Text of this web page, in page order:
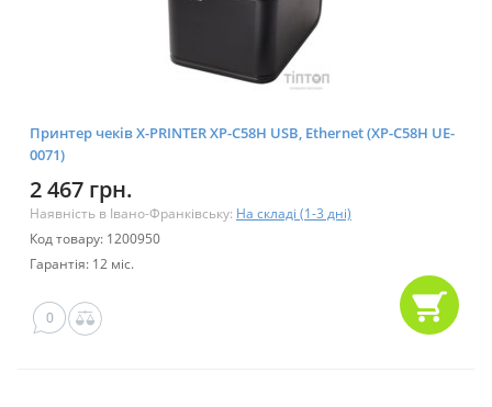
Принтер чеків X-PRINTER XP-C58H USB, Ethernet (XP-C58H UE-
0071)
2 467 грн.
Наявність в Івано-Франківську: На складі (1-3 дні)
Код товару: 1200950
Гарантія: 12 міс.
0